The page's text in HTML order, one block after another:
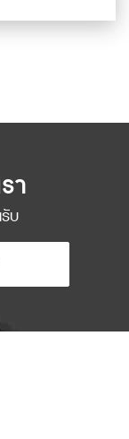
า
บ